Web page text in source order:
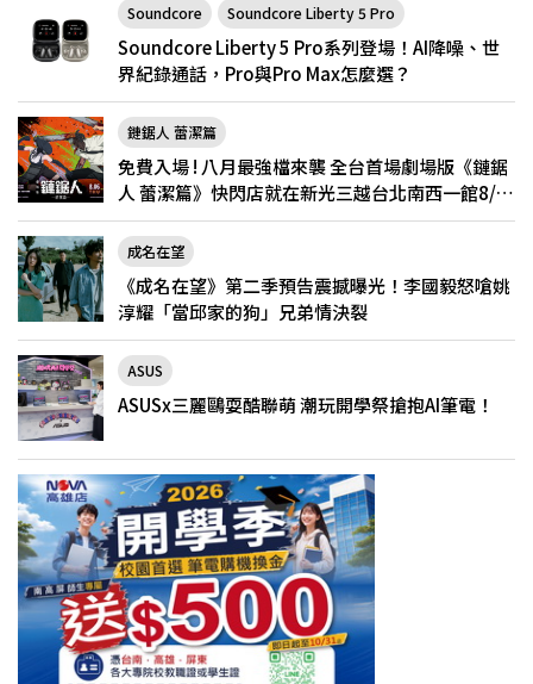
Soundcore Soundcore Liberty 5 Pro
Soundcore Liberty 5 Pro系列登場！AI降噪、世
界紀錄通話，Pro與Pro Max怎麼選？
鏈鋸人 蕾潔篇
免費入場 ! 八月最強檔來襲 全台首場劇場版《鏈鋸
人 蕾潔篇》快閃店就在新光三越台北南西一館8/6
限定登場
成名在望
《成名在望》第二季預告震撼曝光！李國毅怒嗆姚
淳耀「當邱家的狗」兄弟情決裂
ASUS
ASUSx三麗鷗耍酷聯萌 潮玩開學祭搶抱AI筆電！